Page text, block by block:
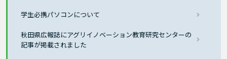
学生必携パソコンについて
秋田県広報誌にアグリイノベーション教育研究センターの
記事が掲載されました